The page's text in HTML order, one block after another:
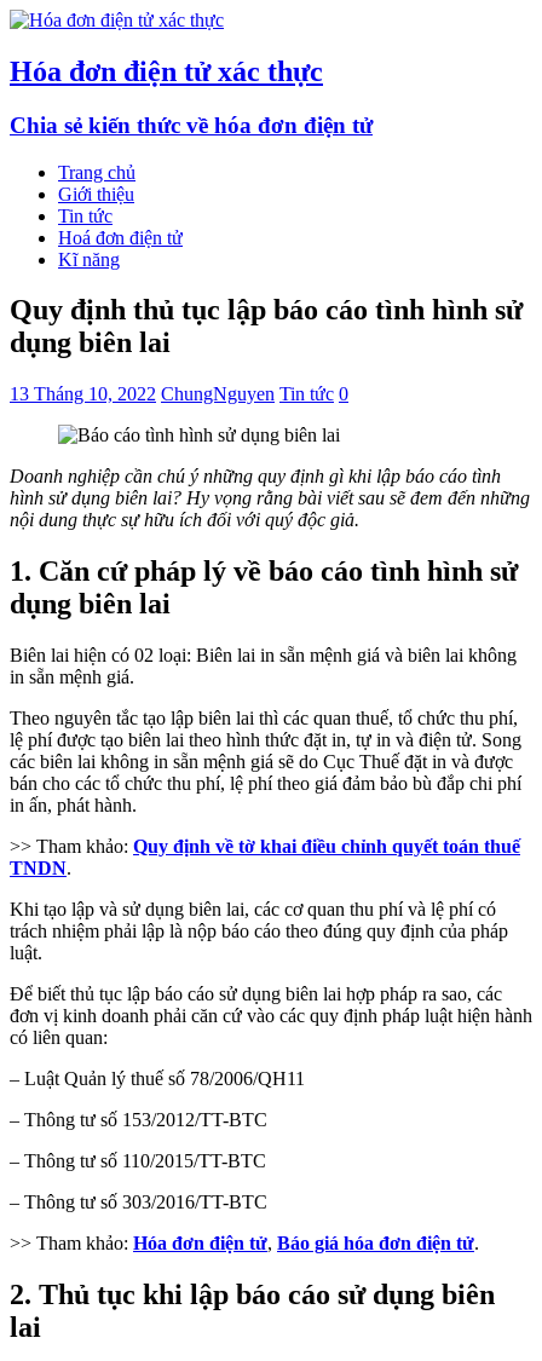
Hóa đơn điện tử xác thực
Chia sẻ kiến thức về hóa đơn điện tử
Trang chủ
Giới thiệu
Tin tức
Hoá đơn điện tử
Kĩ năng
Quy định thủ tục lập báo cáo tình hình sử
dụng biên lai
13 Tháng 10, 2022 ChungNguyen Tin tức 0
Doanh nghiệp cần chú ý những quy định gì khi lập báo cáo tình
hình sử dụng biên lai? Hy vọng rằng bài viết sau sẽ đem đến những
nội dung thực sự hữu ích đối với quý độc giả.
1. Căn cứ pháp lý về báo cáo tình hình sử
dụng biên lai
Biên lai hiện có 02 loại: Biên lai in sẵn mệnh giá và biên lai không
in sẵn mệnh giá.
Theo nguyên tắc tạo lập biên lai thì các quan thuế, tổ chức thu phí,
lệ phí được tạo biên lai theo hình thức đặt in, tự in và điện tử. Song
các biên lai không in sẵn mệnh giá sẽ do Cục Thuế đặt in và được
bán cho các tổ chức thu phí, lệ phí theo giá đảm bảo bù đắp chi phí
in ấn, phát hành.
>> Tham khảo: Quy định về tờ khai điều chỉnh quyết toán thuế
TNDN.
Khi tạo lập và sử dụng biên lai, các cơ quan thu phí và lệ phí có
trách nhiệm phải lập là nộp báo cáo theo đúng quy định của pháp
luật.
Để biết thủ tục lập báo cáo sử dụng biên lai hợp pháp ra sao, các
đơn vị kinh doanh phải căn cứ vào các quy định pháp luật hiện hành
có liên quan:
– Luật Quản lý thuế số 78/2006/QH11
– Thông tư số 153/2012/TT-BTC
– Thông tư số 110/2015/TT-BTC
– Thông tư số 303/2016/TT-BTC
>> Tham khảo: Hóa đơn điện tử, Báo giá hóa đơn điện tử.
2. Thủ tục khi lập báo cáo sử dụng biên
lai